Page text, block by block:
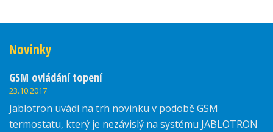
Novinky
GSM ovládání topení
23.10.2017
Jablotron uvádí na trh novinku v podobě GSM
termostatu, který je nezávislý na systému JABLOTRON